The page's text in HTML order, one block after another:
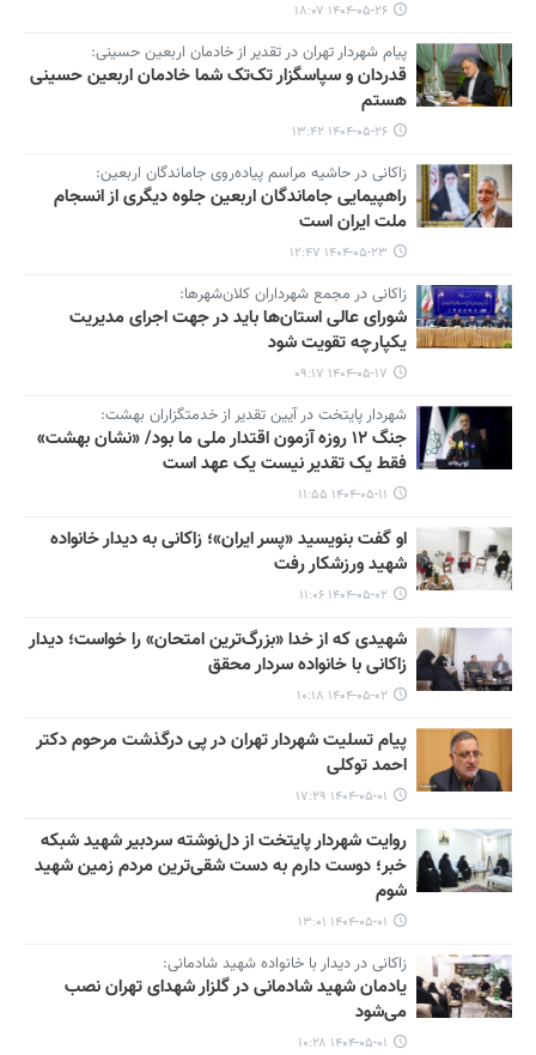
۱۴۰۴-۰۵-۲۶ ۱۸:۰۷
پیام شهردار تهران در تقدیر از خادمان اربعین حسینی:
قدردان و سپاسگزار تک‌تک شما خادمان اربعین حسینی
هستم
۱۴۰۴-۰۵-۲۶ ۱۳:۴۲
زاکانی در حاشیه مراسم پیاده‌روی جاماندگان اربعین:
راهپیمایی جاماندگان اربعین جلوه دیگری از انسجام
ملت ایران است
۱۴۰۴-۰۵-۲۳ ۱۲:۴۷
زاکانی در مجمع شهرداران کلان‌شهرها:
شورای عالی استان‌ها باید در جهت اجرای مدیریت
یکپارچه تقویت شود
۱۴۰۴-۰۵-۱۷ ۰۹:۱۷
شهردار پایتخت در آیین تقدیر از خدمتگزاران بهشت:
جنگ ۱۲ روزه آزمون اقتدار ملی ما بود/ «نشان بهشت»
فقط یک تقدیر نیست یک عهد است
۱۴۰۴-۰۵-۱۱ ۱۱:۵۵
او گفت بنویسید «پسر ایران»؛ زاکانی به دیدار خانواده
شهید ورزشکار رفت
۱۴۰۴-۰۵-۰۲ ۱۱:۰۶
شهیدی که از خدا «بزرگ‌ترین امتحان» را خواست؛ دیدار
زاکانی با خانواده سردار محقق
۱۴۰۴-۰۵-۰۲ ۱۰:۱۸
پیام تسلیت شهردار تهران در پی درگذشت مرحوم دکتر
احمد توکلی
۱۴۰۴-۰۵-۰۱ ۱۷:۲۹
روایت شهردار پایتخت از دل‌نوشته سردبیر شهید شبکه
خبر؛ دوست‌ دارم به دست شقی‌ترین مردم زمین شهید
شوم
۱۴۰۴-۰۵-۰۱ ۱۳:۰۱
زاکانی در دیدار با خانواده شهید شادمانی:
یادمان شهید شادمانی در گلزار شهدای تهران نصب
می‌شود
۱۴۰۴-۰۵-۰۱ ۱۰:۲۸